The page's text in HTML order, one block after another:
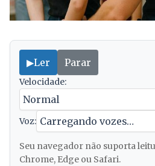
▶Ler Parar
Velocidade:
Voz:
Seu navegador não suporta
Chrome, Edge ou Safari.